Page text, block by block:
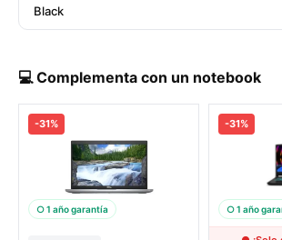
Black
💻 Complementa con un notebook
-31%
○ 1 año garantía
-31%
○ 1 año